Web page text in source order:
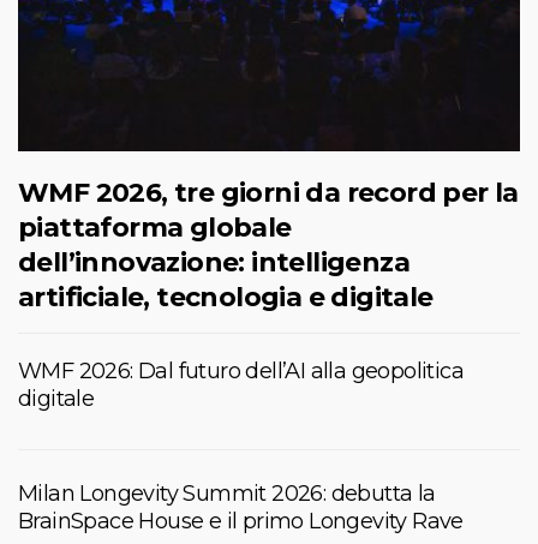
WMF 2026, tre giorni da record per la
piattaforma globale
dell’innovazione: intelligenza
artificiale, tecnologia e digitale
WMF 2026: Dal futuro dell’AI alla geopolitica
digitale
Milan Longevity Summit 2026: debutta la
BrainSpace House e il primo Longevity Rave